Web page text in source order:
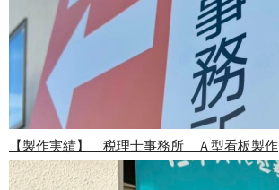
【製作実績】 税理士事務所 Ａ型看板製作